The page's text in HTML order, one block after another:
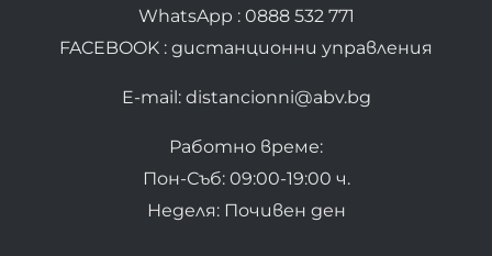
WhatsApp : 0888 532 771
FACEBOOK : дистанционни управления
E-mail: distancionni@abv.bg
Работно време:
Пон-Съб: 09:00-19:00 ч.
Неделя: Почивен ден